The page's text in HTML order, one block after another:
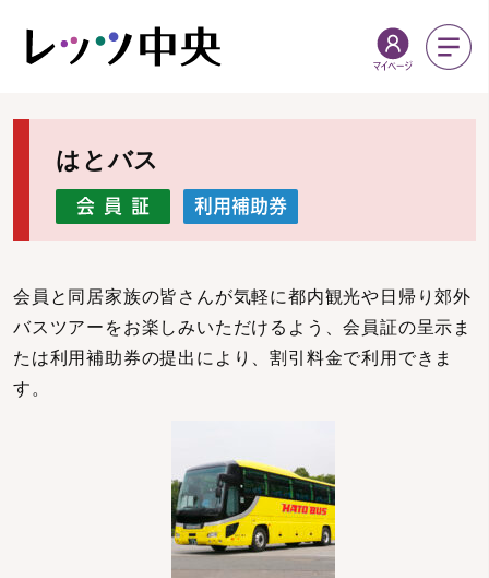
はとバス
会員と同居家族の皆さんが気軽に都内観光や日帰り郊外
バスツアーをお楽しみいただけるよう、会員証の呈示ま
たは利用補助券の提出により、割引料金で利用できま
す。